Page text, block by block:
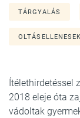
TÁRGYALÁS
OLTÁSELLENESEK
Ítélethirdetéssel
2018 eleje óta
vádoltak